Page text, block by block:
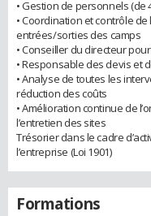
• Gestion de personnels (de
• Coordination et contrôle
entrées/sorties des camps
• Conseiller du directeur
• Responsable des devis et
• Analyse de toutes les
réduction des coûts
• Amélioration continue de
l’entretien des sites
Trésorier dans le cadre
l’entreprise (Loi 1901)
Formations